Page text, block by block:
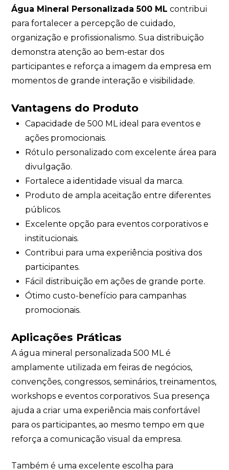
Água Mineral Personalizada 500 ML contribui
para fortalecer a percepção de cuidado,
organização e profissionalismo. Sua distribuição
demonstra atenção ao bem-estar dos
participantes e reforça a imagem da empresa em
momentos de grande interação e visibilidade.
Vantagens do Produto
Capacidade de 500 ML ideal para eventos e
ações promocionais.
Rótulo personalizado com excelente área para
divulgação.
Fortalece a identidade visual da marca.
Produto de ampla aceitação entre diferentes
públicos.
Excelente opção para eventos corporativos e
institucionais.
Contribui para uma experiência positiva dos
participantes.
Fácil distribuição em ações de grande porte.
Ótimo custo-benefício para campanhas
promocionais.
Aplicações Práticas
A água mineral personalizada 500 ML é
amplamente utilizada em feiras de negócios,
convenções, congressos, seminários, treinamentos,
workshops e eventos corporativos. Sua presença
ajuda a criar uma experiência mais confortável
para os participantes, ao mesmo tempo em que
reforça a comunicação visual da empresa.
Também é uma excelente escolha para